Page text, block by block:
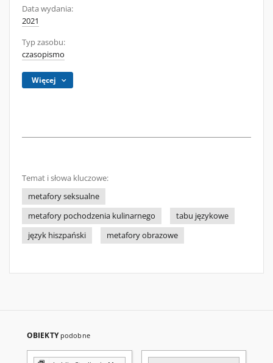
Data wydania:
2021
Typ zasobu:
czasopismo
Więcej
Temat i słowa kluczowe:
metafory seksualne
metafory pochodzenia kulinarnego
tabu językowe
język hiszpański
metafory obrazowe
OBIEKTY podobne